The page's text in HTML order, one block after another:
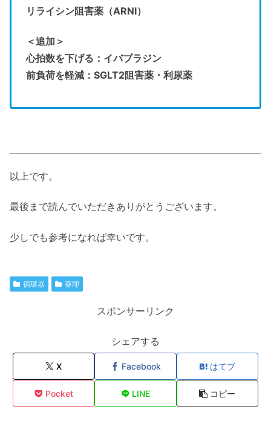
リライシン阻害薬（ARNI）
＜追加＞
心拍数を下げる：イバブラジン
前負荷を軽減：SGLT2阻害薬・ 利尿薬
以上です。
最後まで読んでいただきありがとうございます。
少しでも参考になれば幸いです。
循環器 薬理
スポンサーリンク
シェアする
X Facebook はてブ
Pocket LINE コピー